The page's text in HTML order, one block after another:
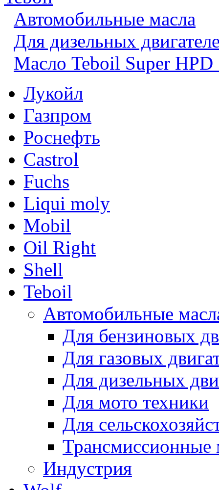
Автомобильные масла
Для дизельных
Масло Teboil Super HPD
Лукойл
Газпром
Роснефть
Castrol
Fuchs
Liqui moly
Mobil
Oil Right
Shell
Teboil
Автомобильные
Для бензиновых
Для газовых
Для дизельных
Для мото техники
Для
Трансмиссионные
Индустрия